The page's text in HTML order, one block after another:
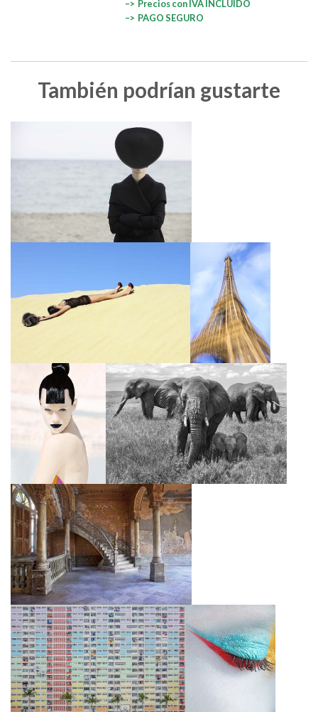
–> Precios con IVA INCLUIDO
–> PAGO SEGURO
También podrían gustarte